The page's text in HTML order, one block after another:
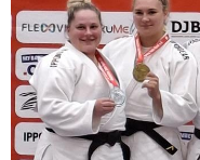
Abteilungen